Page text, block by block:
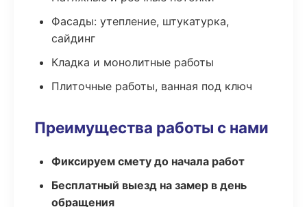
Фасады: утепление, штукатурка,
сайдинг
Кладка и монолитные работы
Плиточные работы, ванная под ключ
Преимущества работы с нами
Фиксируем смету до начала работ
Бесплатный выезд на замер в день
обращения